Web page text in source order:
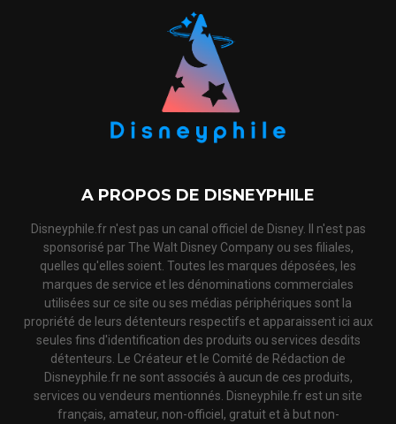
A PROPOS DE DISNEYPHILE
Disneyphile.fr n'est pas un canal officiel de Disney. Il n'est pas
sponsorisé par The Walt Disney Company ou ses filiales,
quelles qu'elles soient. Toutes les marques déposées, les
marques de service et les dénominations commerciales
utilisées sur ce site ou ses médias périphériques sont la
propriété de leurs détenteurs respectifs et apparaissent ici aux
seules fins d'identification des produits ou services desdits
détenteurs. Le Créateur et le Comité de Rédaction de
Disneyphile.fr ne sont associés à aucun de ces produits,
services ou vendeurs mentionnés. Disneyphile.fr est un site
français, amateur, non-officiel, gratuit et à but non-